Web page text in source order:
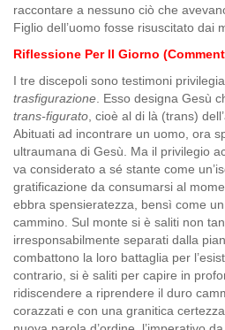
raccontare a nessuno ciò che
Figlio dell’uomo fosse risuscitato dai
Riflessione Per Il Giorno
I tre discepoli sono testimoni
trasfigurazione . Esso designa Gesù
trans-figurato , cioè al di là (trans)
Abituati ad incontrare un uomo, ora
ultraumana di Gesù. Ma il privilegio
va considerato a sé stante come
gratificazione da consumarsi al
ebbra spensieratezza, bensì come
cammino. Sul monte si è saliti non
irresponsabilmente separati dalla
combattono la loro battaglia per
contrario, si è saliti per capire in
ridiscendere a riprendere il duro
corazzati e con una granitica